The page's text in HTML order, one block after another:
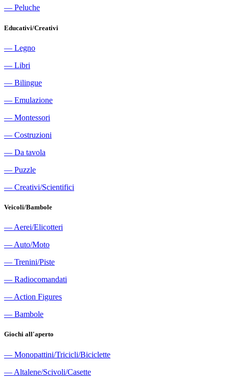
― Peluche
Educativi/Creativi
― Legno
― Libri
― Bilingue
― Emulazione
― Montessori
― Costruzioni
― Da tavola
― Puzzle
― Creativi/Scientifici
Veicoli/Bambole
― Aerei/Elicotteri
― Auto/Moto
― Trenini/Piste
― Radiocomandati
― Action Figures
― Bambole
Giochi all'aperto
― Monopattini/Tricicli/Biciclette
― Altalene/Scivoli/Casette